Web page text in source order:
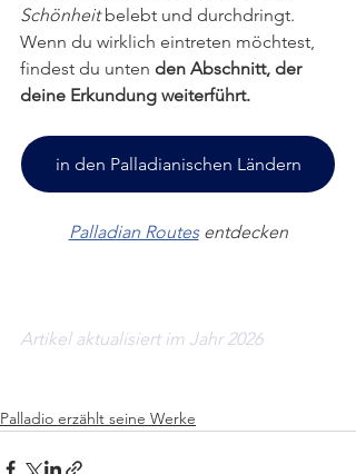
Schönheit belebt und durchdringt.
Wenn du wirklich eintreten möchtest,
findest du unten den Abschnitt, der
deine Erkundung weiterführt.
in den Palladianischen Ländern
Palladian Routes entdecken
Artikel aktualisiert im Jahr 2026
Palladio erzählt seine Werke